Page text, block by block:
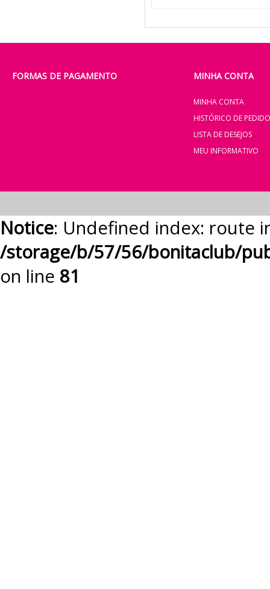
FORMAS DE PAGAMENTO MINHA CONTA
MINHA CONTA
HISTÓRICO DE
LISTA DE DESEJOS
MEU INFORMATIVO
Notice: Undefined index: route
/storage/b/57/56/bonitaclub/
on line 81